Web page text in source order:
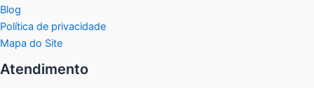
Blog
Política de privacidade
Mapa do Site
Atendimento